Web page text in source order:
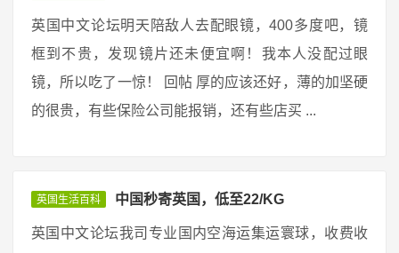
英国中文论坛明天陪敌人去配眼镜，400多度吧，镜
框到不贵，发现镜片还未便宜啊！我本人没配过眼
镜，所以吃了一惊！ 回帖 厚的应该还好，薄的加坚硬
的很贵，有些保险公司能报销，还有些店买 ...
英国生活百科 中国秒寄英国，低至22/KG
英国中文论坛我司专业国内空海运集运寰球，收费收